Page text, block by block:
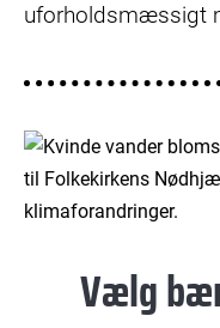
uforholdsmæssigt
Vælg